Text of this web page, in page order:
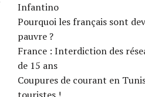
Infantino
Pourquoi les français sont
pauvre ?
France : Interdiction des
de 15 ans
Coupures de courant en